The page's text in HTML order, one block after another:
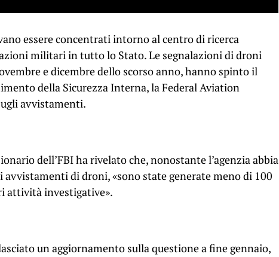
essere concentrati intorno al centro di ricerca
militari in tutto lo Stato. Le segnalazioni di droni
e dicembre dello scorso anno, hanno spinto il
della Sicurezza Interna, la Federal Aviation
avvistamenti.
dell’FBI ha rivelato che, nonostante l’agenzia abbia
di droni, «sono state generate meno di 100
attività investigative».
un aggiornamento sulla questione a fine gennaio,